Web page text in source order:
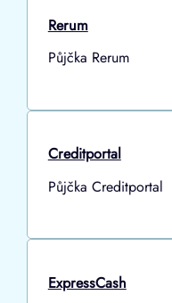
Rerum
Půjčka Rerum
Creditportal
Půjčka Creditportal
ExpressCash